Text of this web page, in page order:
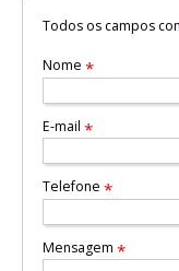
Todos os campos
Nome *
E-mail *
Telefone *
Mensagem *